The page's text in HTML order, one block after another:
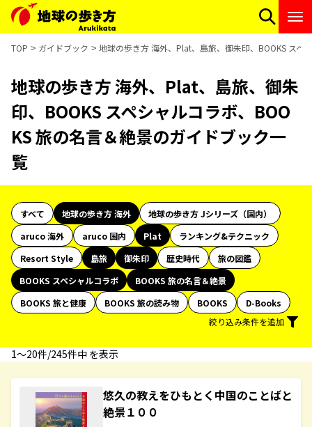
TOP ガイドブック 地球の歩き方 海外、Plat、島旅、御朱印、BOOKS スペ
地球の歩き方 海外、Plat、島旅、御朱
印、BOOKS スペシャルコラボ、BOO
KS 旅の名言＆絶景のガイドブック一
覧
すべて 地球の歩き方 海外
地球の歩き方 Jシリーズ（国内）
aruco 海外
aruco 国内 Plat
ランキング&テクニック
Resort Style
島旅 御朱印 歴史時代
旅の図鑑
BOOKS スペシャルコラボ
BOOKS 旅の名言＆絶景
BOOKS 旅と健康
BOOKS 旅の読み物 BOOKS
D-Books
絞り込み条件を追加
1〜20件/245件中 を表示
悠久の教えをひもとく中国のことばと
絶景１００